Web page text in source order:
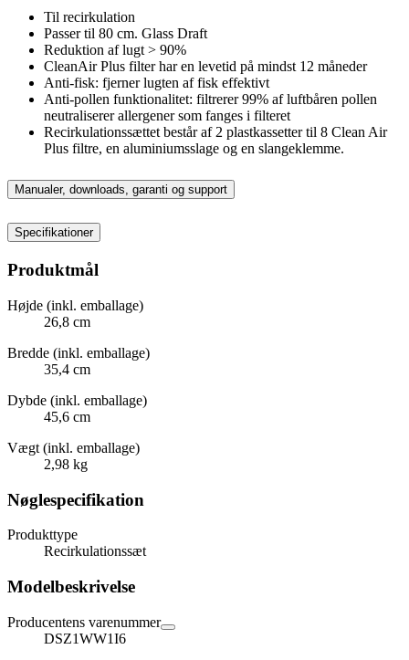
Til recirkulation
Passer til 80 cm. Glass Draft
Reduktion af lugt > 90%
CleanAir Plus filter har en levetid på mindst 12 måneder
Anti-fisk: fjerner lugten af fisk effektivt
Anti-pollen funktionalitet: filtrerer 99% af luftbåren pollen
neutraliserer allergener som fanges i filteret
Recirkulationssættet består af 2 plastkassetter til 8 Clean Air
Plus filtre, en aluminiumsslage og en slangeklemme.
Manualer, downloads, garanti og support
Specifikationer
Produktmål
Højde (inkl. emballage)
26,8 cm
Bredde (inkl. emballage)
35,4 cm
Dybde (inkl. emballage)
45,6 cm
Vægt (inkl. emballage)
2,98 kg
Nøglespecifikation
Produkttype
Recirkulationssæt
Modelbeskrivelse
Producentens varenummer
DSZ1WW1I6